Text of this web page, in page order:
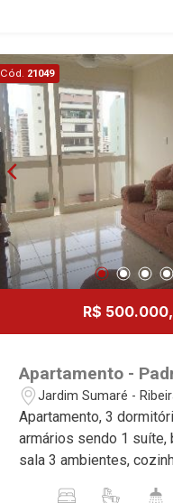
Cód. 21049
R$
Apartamento -
Jardim Sumaré -
Apartamento, 3
armários sendo 1 suíte,
sala 3 ambientes,